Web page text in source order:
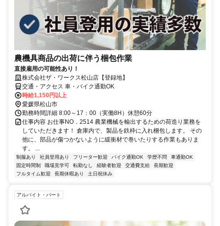
農機具商品の出荷に伴う梱包作業
直接雇用の可能性あり！
株式会社ザ・ワークス松山店【登録地】
交通・アクセス 車・バイク通勤OK
時給1,150円以上
愛媛県松山市
勤務時間詳細 8:00～17：00（実働8H）休憩60分
仕事内容 お仕事NO．2514 農業機械を輸出するための荷造り業務を
していただきます！ 倉庫内で、製品を鉄枠に入れ梱包します。 その
他に、部品が傷つかないように緩衝材で巻いたりする作業もありま
す。 ...
制服あり 社員登用あり フリーター歓迎 バイク通勤OK 学歴不問
車通勤OK
固定時間制
職場見学可 転勤なし 経験者歓迎 交通費支給
長期歓迎
フルタイム歓迎
長期休暇あり 土日祝休み
アルバイト・パート